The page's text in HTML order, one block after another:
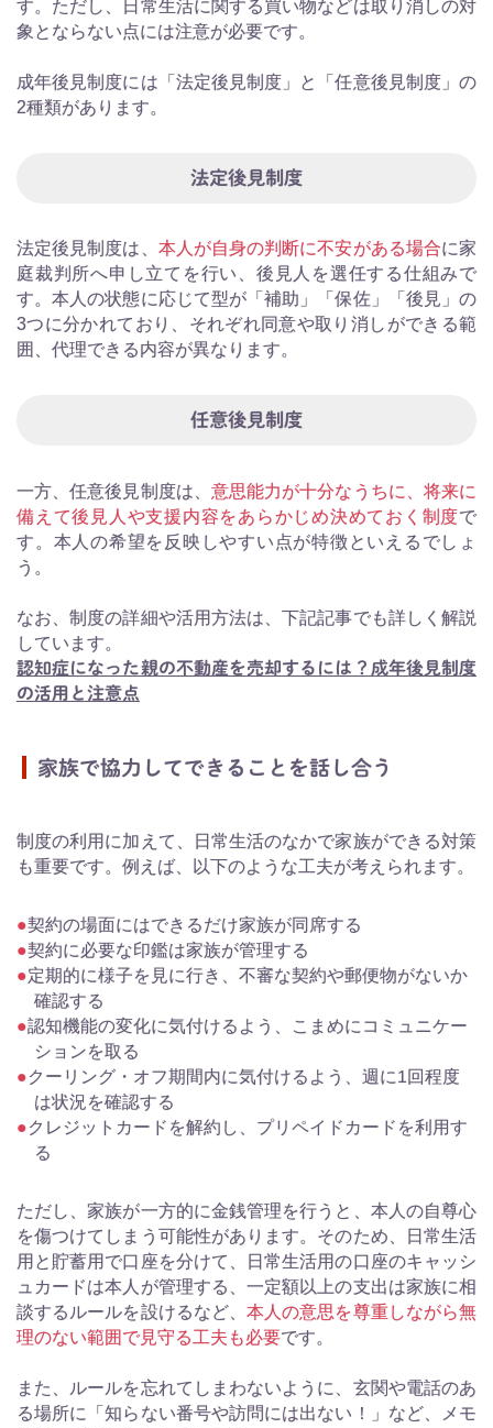
す。ただし、日常生活に関する買い物などは取り消しの対
象とならない点には注意が必要です。
成年後見制度には「法定後見制度」と「任意後見制度」の
2種類があります。
法定後見制度
法定後見制度は、 本人が自身の判断に不安がある場合に家
庭裁判所へ申し立てを行い、後見人を選任する仕組みで
す。本人の状態に応じて型が「補助」「保佐」「後見」の
3つに分かれており、それぞれ同意や取り消しができる範
囲、代理できる内容が異なります。
任意後見制度
一方、任意後見制度は、 意思能力が十分なうちに、将来に
備えて後見人や支援内容をあらかじめ決めておく制度で
す。本人の希望を反映しやすい点が特徴といえるでしょ
う。
なお、制度の詳細や活用方法は、下記記事でも詳しく解説
しています。
認知症になった親の不動産を売却するには？成年後見制度
の活用と注意点
家族で協力してできることを話し合う
制度の利用に加えて、日常生活のなかで家族ができる対策
も重要です。例えば、以下のような工夫が考えられます。
契約の場面にはできるだけ家族が同席する
契約に必要な印鑑は家族が管理する
定期的に様子を見に行き、不審な契約や郵便物がないか
確認する
認知機能の変化に気付けるよう、こまめにコミュニケー
ションを取る
クーリング・オフ期間内に気付けるよう、週に1回程度
は状況を確認する
クレジットカードを解約し、プリペイドカードを利用す
る
ただし、家族が一方的に金銭管理を行うと、本人の自尊心
を傷つけてしまう可能性があります。そのため、日常生活
用と貯蓄用で口座を分けて、日常生活用の口座のキャッシ
ュカードは本人が管理する、一定額以上の支出は家族に相
談するルールを設けるなど、本人の意思を尊重しながら無
理のない範囲で見守る工夫も必要です。
また、ルールを忘れてしまわないように、玄関や電話のあ
る場所に「知らない番号や訪問には出ない！」など、メモ